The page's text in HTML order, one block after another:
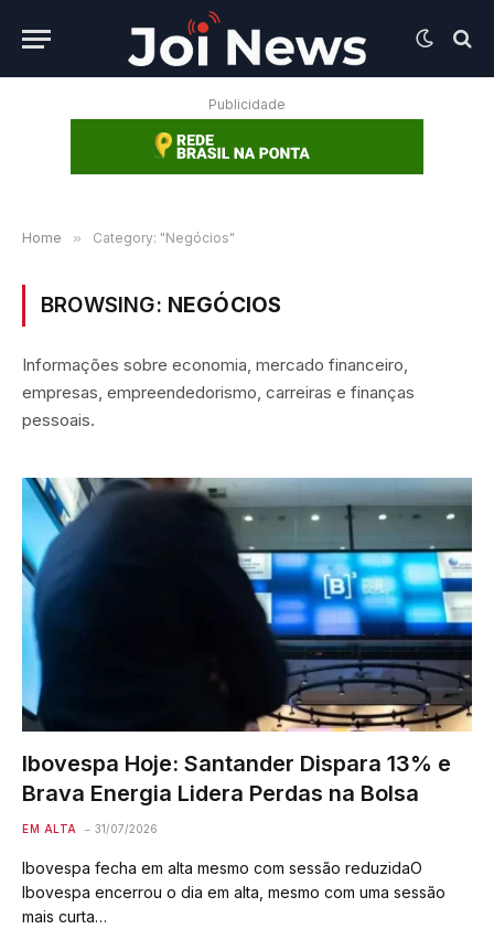
Publicidade
Home » Category: "Negócios"
BROWSING: NEGÓCIOS
Informações sobre economia, mercado financeiro,
empresas, empreendedorismo, carreiras e finanças
pessoais.
Ibovespa Hoje: Santander Dispara 13% e
Brava Energia Lidera Perdas na Bolsa
EM ALTA 31/07/2026
Ibovespa fecha em alta mesmo com sessão reduzidaO
Ibovespa encerrou o dia em alta, mesmo com uma sessão
mais curta…